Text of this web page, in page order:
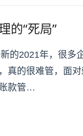
的“死局”
的2021年，很多
真的很难管，面
款管…